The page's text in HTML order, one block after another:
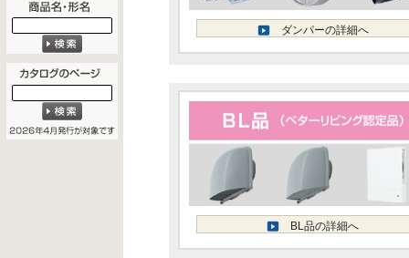
ダンパーの詳細へ
BL品の詳細へ